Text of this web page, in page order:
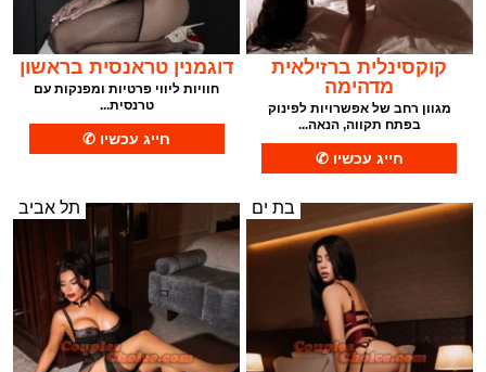
קוקסינלית ברזילאית
מדהימה
מגוון רחב של אפשרויות לפינוק
בפתח תקווה, הנאה...
דוגמנין טראנסית בראשון
חוויות ליווי פרטיות ומפנקות עם
טרנסית...
בת ים תל אביב